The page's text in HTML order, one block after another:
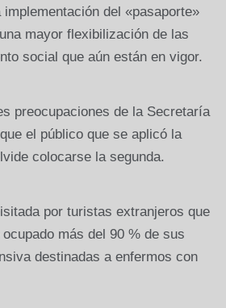
implementación del «pasaporte»
mayor flexibilización de las
social que aún están en vigor.
preocupaciones de la Secretaría
el público que se aplicó la
colocarse la segunda.
por turistas extranjeros que
ocupado más del 90 % de sus
destinadas a enfermos con